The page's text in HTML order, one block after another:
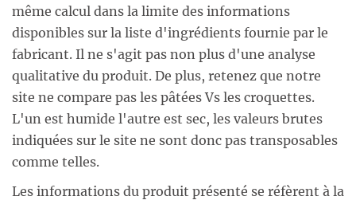
même calcul dans la limite des informations
disponibles sur la liste d'ingrédients fournie par le
fabricant. Il ne s'agit pas non plus d'une analyse
qualitative du produit. De plus, retenez que notre
site ne compare pas les pâtées Vs les croquettes.
L'un est humide l'autre est sec, les valeurs brutes
indiquées sur le site ne sont donc pas transposables
comme telles.
Les informations du produit présenté se réfèrent à la